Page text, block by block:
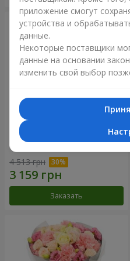
Букет "Your Smile"
4 513 грн
Заказать
приложение смогут
устройства и
данные.
Некоторые поставщики
данные на основании
изменить свой выбор